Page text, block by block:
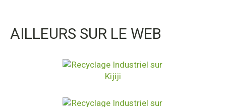
AILLEURS SUR LE WEB